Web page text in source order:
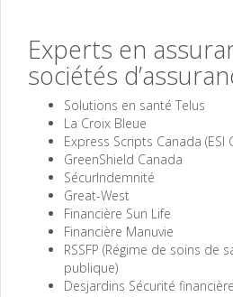
Experts en
sociétés
Solutions en santé Telus
La Croix Bleue
Express Scripts Canada (ESI
GreenShield Canada
SécurIndemnité
Great-West
Financière Sun Life
Financière Manuvie
RSSFP (Régime de soins de
publique)
Desjardins Sécurité financière